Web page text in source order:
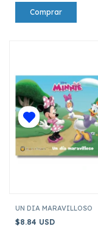
UN DIA MARAVILLOSO
$8.84 USD